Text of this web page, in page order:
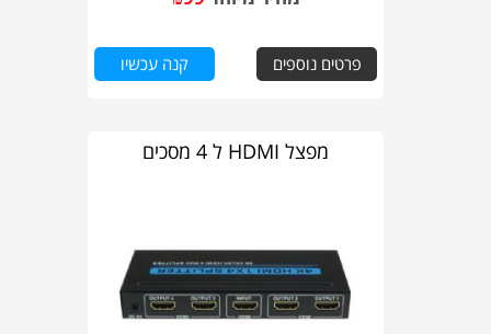
פרטים נוספים קנה עכשיו
מפצל HDMI ל 4 מסכים